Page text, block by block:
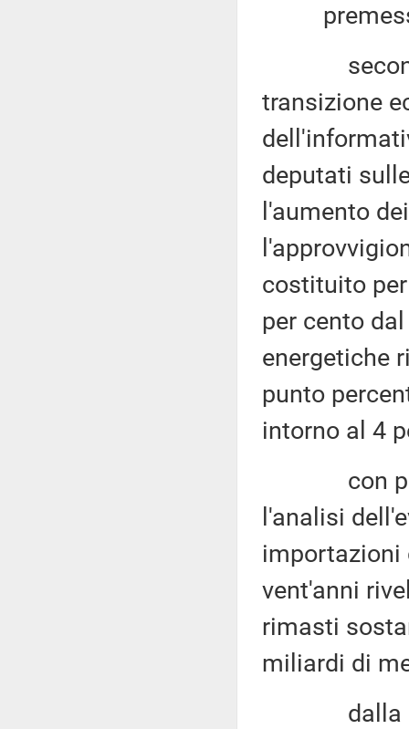
secondo
transizione
deputati
l'aumento
costituito
per cento
energetiche
punto
intorno al 4
con
l'analisi
importazioni
vent'anni
rimasti
miliardi di
dalla